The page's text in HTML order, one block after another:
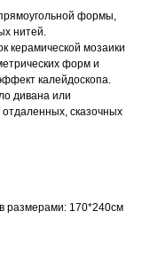
формы,
нитей.
керамической мозаики
форм и
калейдоскопа.
дивана или
сказочных
размерами: 170*240см